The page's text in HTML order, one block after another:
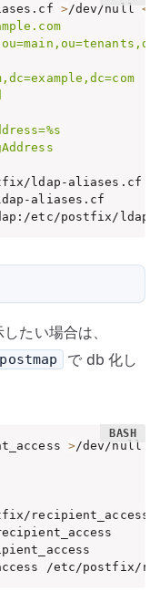
>/dev/null <<
aliases.cf
ldap:/etc/postfix/
たい場合は、
postmap
で db 化し
>/dev/null
/etc/postfix/